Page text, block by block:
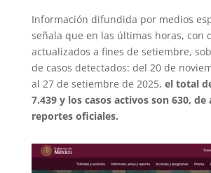
Información difundida por medios
señala que en las últimas horas, con
actualizados a fines de setiembre,
de casos detectados: del 20 de
al 27 de setiembre de 2025, el total
7.439 y los casos activos son 630, de
reportes oficiales.